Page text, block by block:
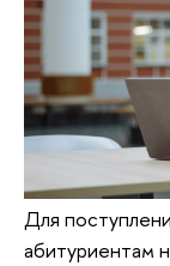
Для
абитуриентам